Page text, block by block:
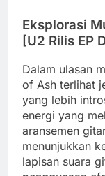
Eksplorasi
[U2 Rilis EP
Dalam ulasan
of Ash terlihat
yang lebih
energi yang
aransemen
menunjukkan
lapisan suara